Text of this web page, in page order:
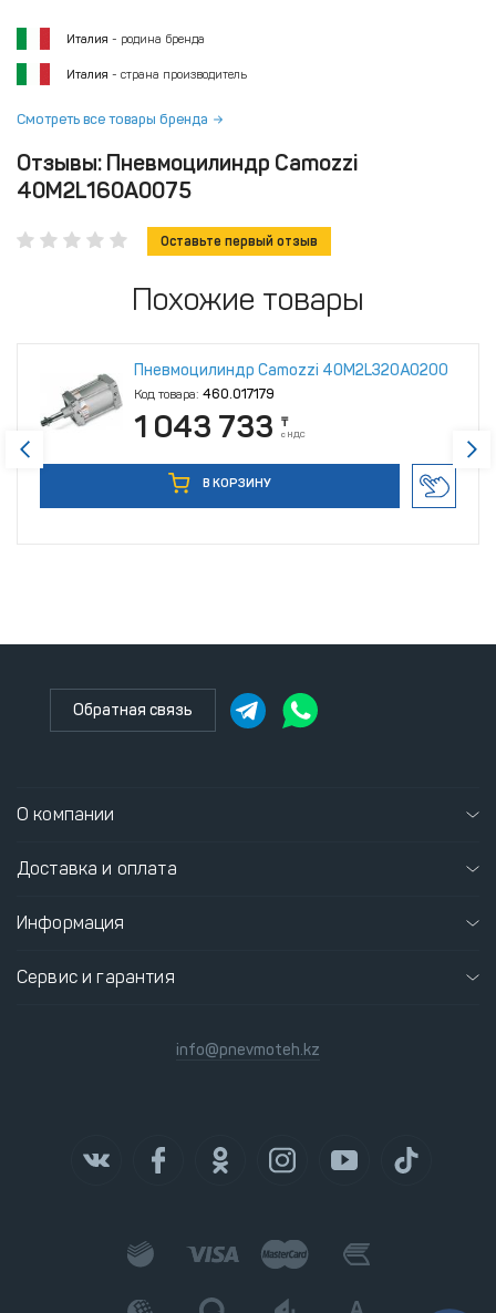
Италия - родина бренда
Италия - страна производитель
Смотреть все товары бренда
Отзывы: Пневмоцилиндр Camozzi
40M2L160A0075
Оставьте первый отзыв
Похожие товары
Пневмоцилиндр Camozzi 40M2L320A0200
Код товара: 460.017179
1 043 733 ₸
с НДС
В КОРЗИНУ
Обратная связь
О компании
Доставка и оплата
Информация
Сервис и гарантия
info@pnevmoteh.kz